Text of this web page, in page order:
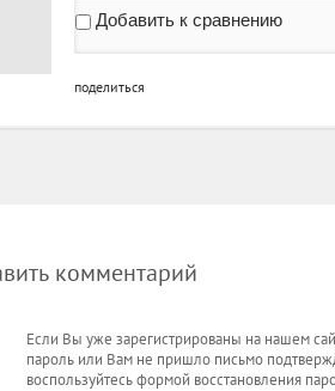
Добавить к сравнению
поделиться
комментарий
Если Вы уже зарегистрированы на нашем
пароль или Вам не пришло письмо
воспользуйтесь формой восстановления